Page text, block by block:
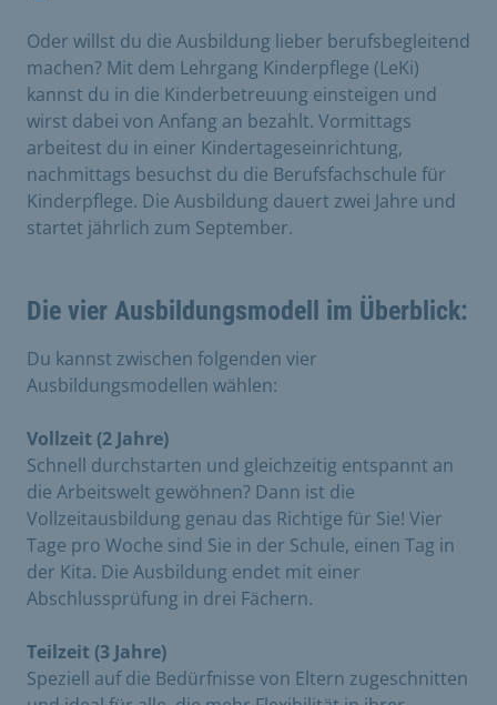
Oder willst du die Ausbildung lieber berufsbegleitend
machen? Mit dem Lehrgang Kinderpflege (LeKi)
kannst du in die Kinderbetreuung einsteigen und
wirst dabei von Anfang an bezahlt. Vormittags
arbeitest du in einer Kindertageseinrichtung,
nachmittags besuchst du die Berufsfachschule für
Kinderpflege. Die Ausbildung dauert zwei Jahre und
startet jährlich zum September.
Die vier Ausbildungsmodell im Überblick:
Du kannst zwischen folgenden vier
Ausbildungsmodellen wählen:
Vollzeit (2 Jahre)
Schnell durchstarten und gleichzeitig entspannt an
die Arbeitswelt gewöhnen? Dann ist die
Vollzeitausbildung genau das Richtige für Sie! Vier
Tage pro Woche sind Sie in der Schule, einen Tag in
der Kita. Die Ausbildung endet mit einer
Abschlussprüfung in drei Fächern.
Teilzeit (3 Jahre)
Speziell auf die Bedürfnisse von Eltern zugeschnitten